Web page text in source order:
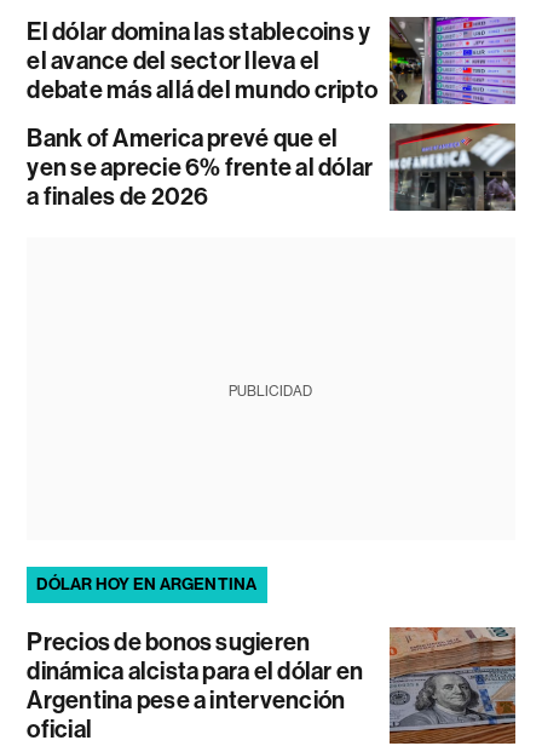
El dólar domina las stablecoins y
el avance del sector lleva el
debate más allá del mundo cripto
Bank of America prevé que el
yen se aprecie 6% frente al dólar
a finales de 2026
PUBLICIDAD
DÓLAR HOY EN ARGENTINA
Precios de bonos sugieren
dinámica alcista para el dólar en
Argentina pese a intervención
oficial